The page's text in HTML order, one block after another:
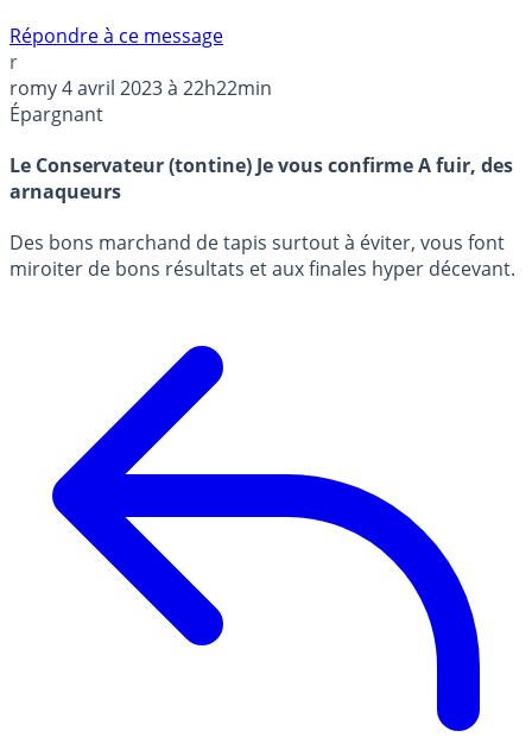
Répondre à ce message
r
romy4 avril 2023 à 22h22min
Épargnant
Le Conservateur (tontine) Je vous confirme A fuir, des
arnaqueurs
Des bons marchand de tapis surtout à éviter, vous font
miroiter de bons résultats et aux finales hyper décevant.